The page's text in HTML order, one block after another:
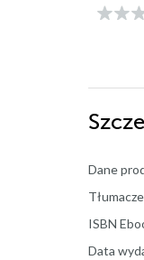
Dane
ISBN
Data